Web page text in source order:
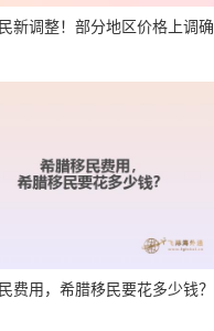
新调整！部分地区价格上调确
费用，希腊移民要花多少钱？